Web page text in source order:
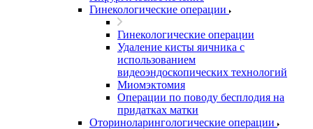
Гинекологические операции
Гинекологические операции
Удаление кисты яичника с
использованием
видеоэндоскопических технологий
Миомэктомия
Операции по поводу бесплодия на
придатках матки
Оториноларингологические операции